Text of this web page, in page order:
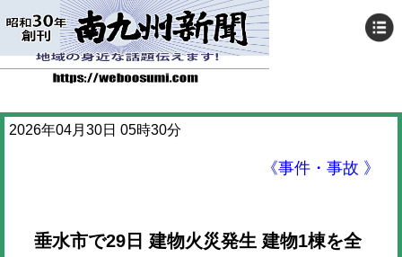
2026年04月30日 05時30分
《事件・事故 》
垂水市で29日 建物火災発生 建物1棟を全